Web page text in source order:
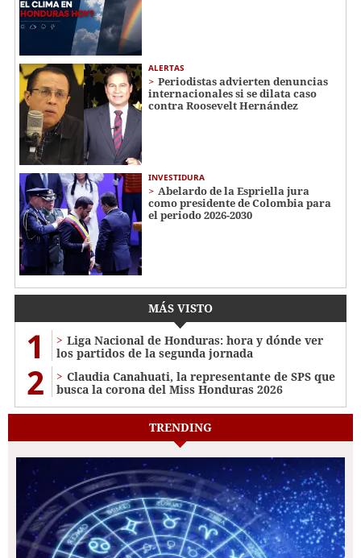
ALERTAS
Periodistas advierten denuncias
internacionales si se dilata caso
contra Roosevelt Hernández
INVESTIDURA
Abelardo de la Espriella jura
como presidente de Colombia para
el periodo 2026-2030
MÁS VISTO
1
Liga Nacional de Honduras: hora y dónde ver
los partidos de la segunda jornada
2
Claudia Canahuati, la representante de SPS que
busca la corona del Miss Honduras 2026
TRENDING